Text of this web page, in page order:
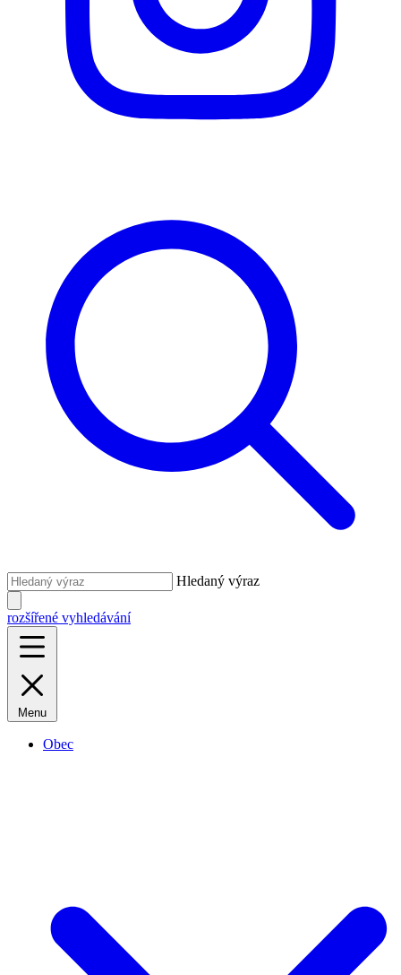
Hledaný výraz
rozšířené vyhledávání
Menu
Obec